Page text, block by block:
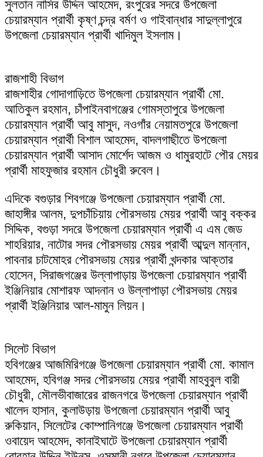
সুলতান নাসির উদ্দিন আহমেদ, রংপুরের সদরে উপজেলা
চেয়ারম্যান প্রার্থী কৃষ্ণ চন্দ্র বর্মণ ও গাইবান্ধার সাদুল্লাপুরে
উপজেলা চেয়ারম্যান প্রার্থী খাদিমুল ইসলাম।
রাজশাহী বিভাগ
রাজশাহীর গোদাগাড়িতে উপজেলা চেয়ারম্যান প্রার্থী মো.
আতিকুল রহমান, চাঁপাইনবাগঞ্জের গোমস্তাপুরে উপজেলা
চেয়ারম্যান প্রার্থী আবু মাসুদ, নওগাঁর নেয়ামতপুরে উপজেলা
চেয়ারম্যান প্রার্থী বিশাল আহমেদ, বাদলগাছীতে উপজেলা
চেয়ারম্যান প্রার্থী আসাদ মোর্শেদ আজম ও ধামুরহাটে পৌর মেয়র
প্রার্থী মাহফুজার রহমান চৌধুরী রুবেল।
এদিকে বগুড়ার শিবগঞ্জে উপজেলা চেয়ারম্যান প্রার্থী মো.
জাহাঙ্গীর আলম, দুপচাঁচিয়ায় পৌরসভায় মেয়র প্রার্থী আবু বক্কর
সিদ্দিক, বগুড়া সদরে উপজেলা চেয়ারম্যান প্রার্থী এ এম জেড
শাহরিয়ার, নাটোর সদর পৌরসভায় মেয়র প্রার্থী আব্দুল মান্নান,
পাবনার চাটমোহর পৌরসভায় মেয়র প্রার্থী খন্দকার আক্তার
হোসেন, সিরাজগঞ্জের উল্লাপাড়ায় উপজেলা চেয়ারম্যান প্রার্থী
ইঞ্জিনিয়ার মোশারফ আদনান ও উল্লাপাড়া পৌরসভায় মেয়র
প্রার্থী ইঞ্জিনিয়ার আল-মামুন লিয়ন।
সিলেট বিভাগ
হবিগঞ্জের আজমিরিগঞ্জে উপজেলা চেয়ারম্যান প্রার্থী মো. কামাল
আহমেদ, হবিগঞ্জ সদর পৌরসভায় মেয়র প্রার্থী মাহবুবুল বারী
চৌধুরী, মৌলভীবাজারের রাজনগরে উপজেলা চেয়ারম্যান প্রার্থী
খালেদ হাসান, কুলাউড়ায় উপজেলা চেয়ারম্যান প্রার্থী আবু
রুকিয়ান, সিলেটের কোম্পানিগঞ্জে উপজেলা চেয়ারম্যান প্রার্থী
ওবায়েদ আহমেদ, কানাইঘাটে উপজেলা চেয়ারম্যান প্রার্থী